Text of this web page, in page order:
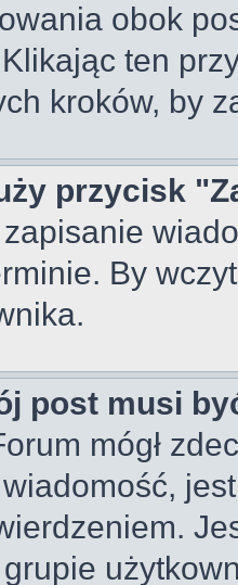
obok
ten
kroków, by
przycisk
By
post musi
mógł
wiadomość,
grupie